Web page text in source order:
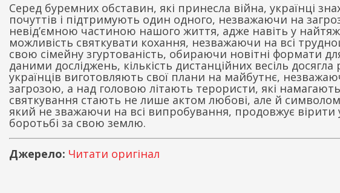
Серед буремних обставин, які принесла війна, українці
почуттів і підтримують один одного, незважаючи на
невід’ємною частиною нашого життя, адже навіть у
можливість святкувати кохання, незважаючи на всі
свою сімейну згуртованість, обираючи новітні формати
даними досліджень, кількість дистанційних весіль
українців виготовляють свої плани на майбутнє,
загрозою, а над головою літають терористи, які
святкування стають не лише актом любові, але й символом
який не зважаючи на всі випробування, продовжує вірити
боротьбі за свою землю.
Джерело: Читати оригінал